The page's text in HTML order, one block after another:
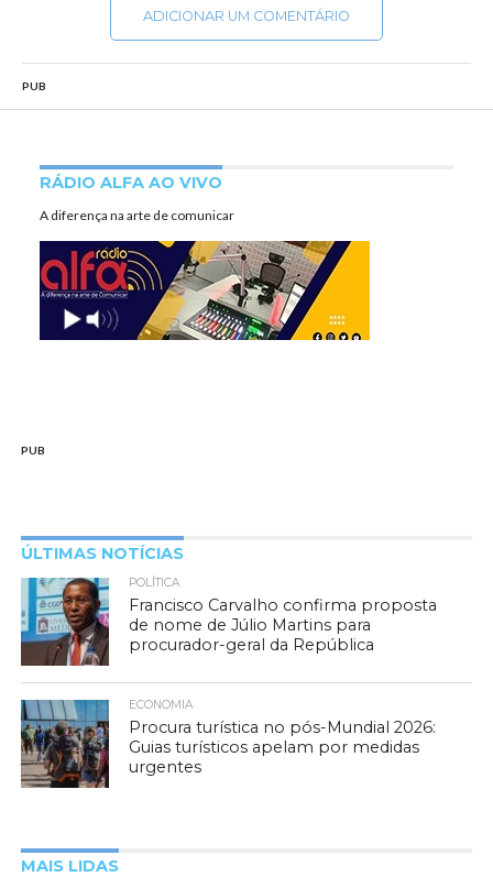
ADICIONAR UM COMENTÁRIO
PUB
RÁDIO ALFA AO VIVO
A diferença na arte de comunicar
PUB
ÚLTIMAS NOTÍCIAS
POLÍTICA
Francisco Carvalho confirma proposta
de nome de Júlio Martins para
procurador-geral da República
ECONOMIA
Procura turística no pós-Mundial 2026:
Guias turísticos apelam por medidas
urgentes
MAIS LIDAS